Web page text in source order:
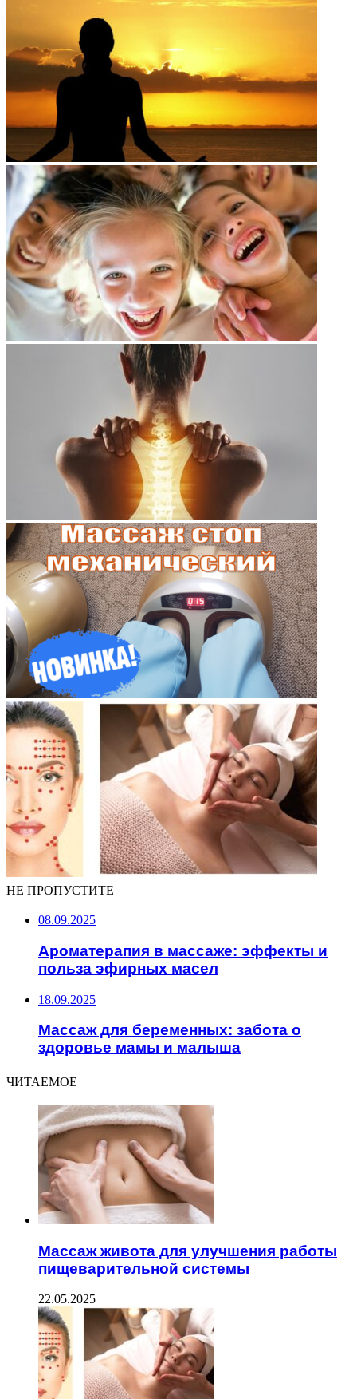
НЕ ПРОПУСТИТЕ
08.09.2025
Ароматерапия в массаже: эффекты и
польза эфирных масел
18.09.2025
Массаж для беременных: забота о
здоровье мамы и малыша
ЧИТАЕМОЕ
Массаж живота для улучшения работы
пищеварительной системы
22.05.2025